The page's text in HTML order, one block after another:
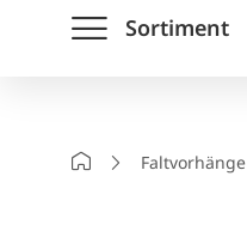
Sortiment
StartseiteFaltvorhänge